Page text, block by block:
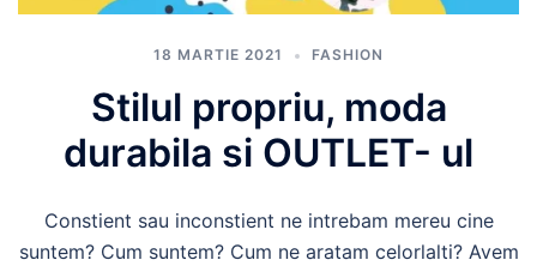
18 MARTIE 2021 FASHION
Stilul propriu, moda
durabila si OUTLET- ul
Constient sau inconstient ne intrebam mereu cine
suntem? Cum suntem? Cum ne aratam celorlalti? Avem